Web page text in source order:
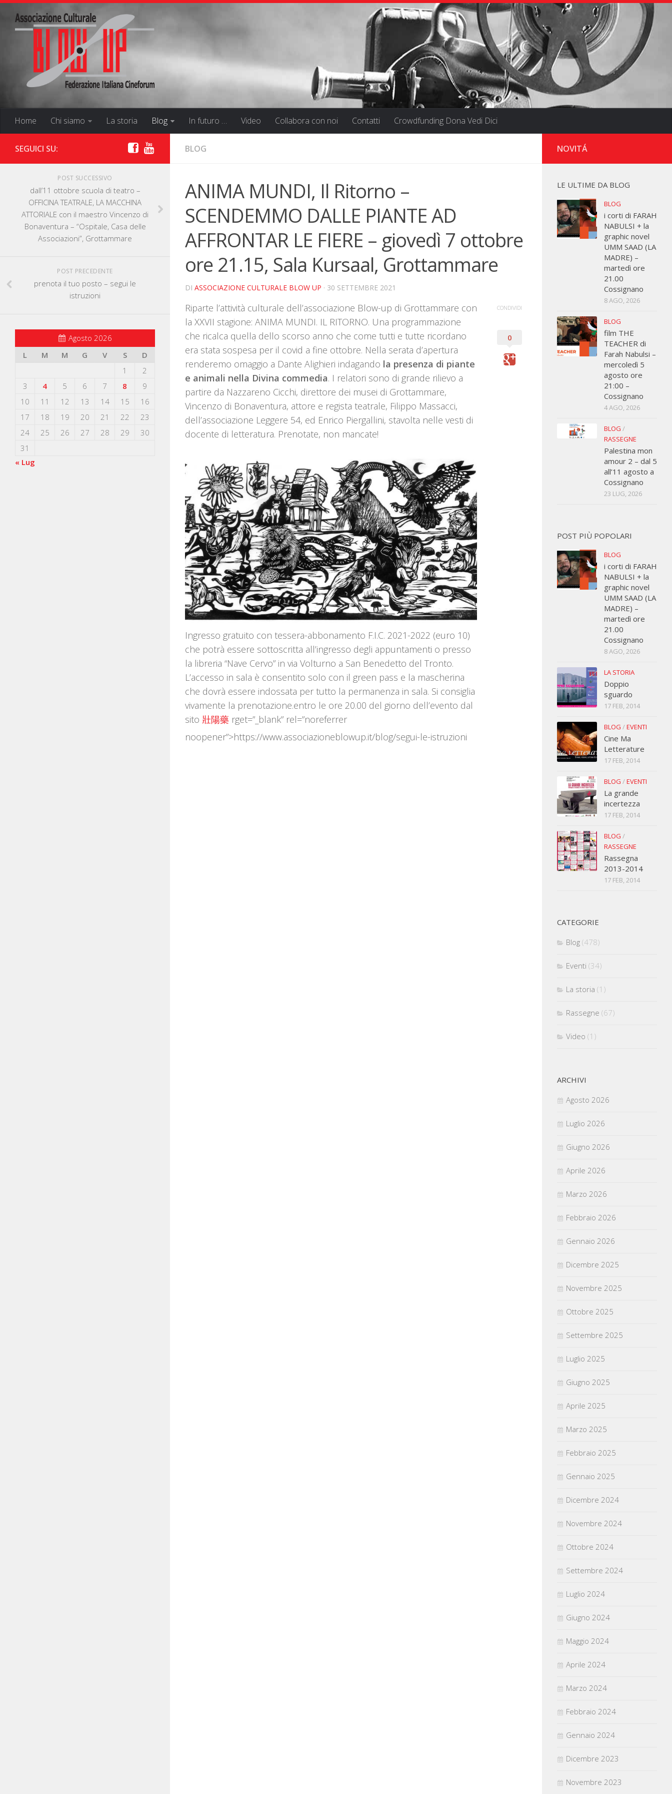
Home Chi siamo La storia Blog In futuro … Video Collabora con noi Contatti Crowdfunding Dona Vedi Dici
BLOG
ANIMA MUNDI, Il Ritorno –
SCENDEMMO DALLE PIANTE AD
AFFRONTAR LE FIERE – giovedì 7 ottobre
ore 21.15, Sala Kursaal, Grottammare
DI ASSOCIAZIONE CULTURALE BLOW UP · 30 SETTEMBRE 2021
Riparte l’attività culturale dell’associazione Blow-up di Grottammare con
la XXVII stagione: ANIMA MUNDI. IL RITORNO. Una programmazione
che ricalca quella dello scorso anno che come tutti e tutte ricordano
era stata sospesa per il covid a fine ottobre. Nella serata d’apertura
renderemo omaggio a Dante Alighieri indagando la presenza di piante
e animali nella Divina commedia. I relatori sono di grande rilievo a
partire da Nazzareno Cicchi, direttore dei musei di Grottammare,
Vincenzo di Bonaventura, attore e regista teatrale, Filippo Massacci,
dell’associazione Leggere 54, ed Enrico Piergallini, stavolta nelle vesti di
docente di letteratura. Prenotate, non mancate!
Ingresso gratuito con tessera-abbonamento F.I.C. 2021-2022 (euro 10)
che potrà essere sottoscritta all’ingresso degli appuntamenti o presso
la libreria “Nave Cervo” in via Volturno a San Benedetto del Tronto.
L’accesso in sala è consentito solo con il green pass e la mascherina
che dovrà essere indossata per tutto la permanenza in sala. Si consiglia
vivamente la prenotazione.entro le ore 20.00 del giorno dell’evento dal
sito 壯陽藥 rget=”_blank” rel=”noreferrer
noopener”>https://www.associazioneblowup.it/blog/segui-le-istruzioni
CONDIVIDI
0
SEGUICI SU:
POST SUCCESSIVO
dall’11 ottobre scuola di teatro –
OFFICINA TEATRALE, LA MACCHINA
ATTORIALE con il maestro Vincenzo di
Bonaventura – “Ospitale, Casa delle
Associazioni”, Grottammare
POST PRECEDENTE
prenota il tuo posto – segui le
istruzioni
Agosto 2026
L
M M G V S
D
1
2
3
4 5 6 7 8
9
10
11 12 13 14 15
16
17
18 19 20 21 22
23
24
25 26 27 28 29
30
31
« Lug
NOVITÁ
LE ULTIME DA BLOG
BLOG
i corti di FARAH
NABULSI + la
graphic novel
UMM SAAD (LA
MADRE) –
martedì ore
21.00
Cossignano
8 AGO, 2026
BLOG
film THE
TEACHER di
Farah Nabulsi –
mercoledì 5
agosto ore
21:00 –
Cossignano
4 AGO, 2026
BLOG /
RASSEGNE
Palestina mon
amour 2 – dal 5
all’11 agosto a
Cossignano
23 LUG, 2026
POST PIÙ POPOLARI
BLOG
i corti di FARAH
NABULSI + la
graphic novel
UMM SAAD (LA
MADRE) –
martedì ore
21.00
Cossignano
8 AGO, 2026
LA STORIA
Doppio
sguardo
17 FEB, 2014
BLOG /EVENTI
Cine Ma
Letterature
17 FEB, 2014
BLOG /EVENTI
La grande
incertezza
17 FEB, 2014
BLOG /
RASSEGNE
Rassegna
2013-2014
17 FEB, 2014
CATEGORIE
Blog (478)
Eventi (34)
La storia (1)
Rassegne (67)
Video (1)
ARCHIVI
Agosto 2026
Luglio 2026
Giugno 2026
Aprile 2026
Marzo 2026
Febbraio 2026
Gennaio 2026
Dicembre 2025
Novembre 2025
Ottobre 2025
Settembre 2025
Luglio 2025
Giugno 2025
Aprile 2025
Marzo 2025
Febbraio 2025
Gennaio 2025
Dicembre 2024
Novembre 2024
Ottobre 2024
Settembre 2024
Luglio 2024
Giugno 2024
Maggio 2024
Aprile 2024
Marzo 2024
Febbraio 2024
Gennaio 2024
Dicembre 2023
Novembre 2023